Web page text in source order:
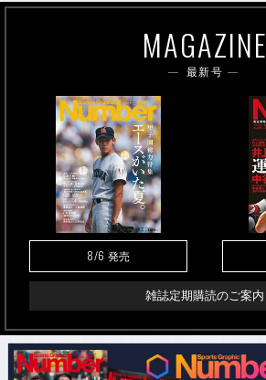
MAGAZINE
最新号
8/6 発売
雑誌定期購読のご案内